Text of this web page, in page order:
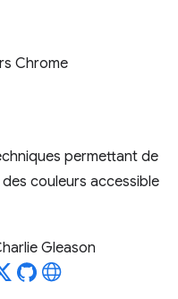
Chrome
permettant de
couleurs accessible
Gleason